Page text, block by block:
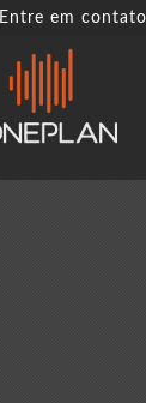
Entre em